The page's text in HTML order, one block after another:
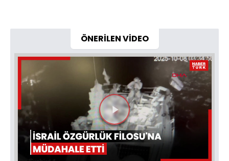
ÖNERİLEN VİDEO
Videoyu
Oynat